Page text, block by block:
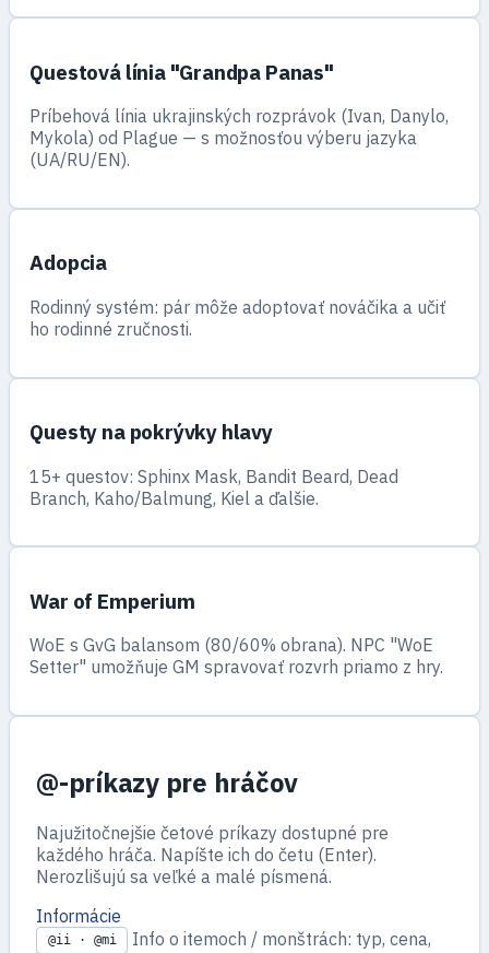
Questová línia "Grandpa Panas"
Príbehová línia ukrajinských rozprávok (Ivan, Danylo,
Mykola) od Plague — s možnosťou výberu jazyka
(UA/RU/EN).
Adopcia
Rodinný systém: pár môže adoptovať nováčika a učiť
ho rodinné zručnosti.
Questy na pokrývky hlavy
15+ questov: Sphinx Mask, Bandit Beard, Dead
Branch, Kaho/Balmung, Kiel a ďalšie.
War of Emperium
WoE s GvG balansom (80/60% obrana). NPC "WoE
Setter" umožňuje GM spravovať rozvrh priamo z hry.
@-príkazy pre hráčov
Najužitočnejšie četové príkazy dostupné pre
každého hráča. Napíšte ich do četu (Enter).
Nerozlišujú sa veľké a malé písmená.
Informácie
@ii · @mi
Info o itemoch / monštrách: typ, cena,